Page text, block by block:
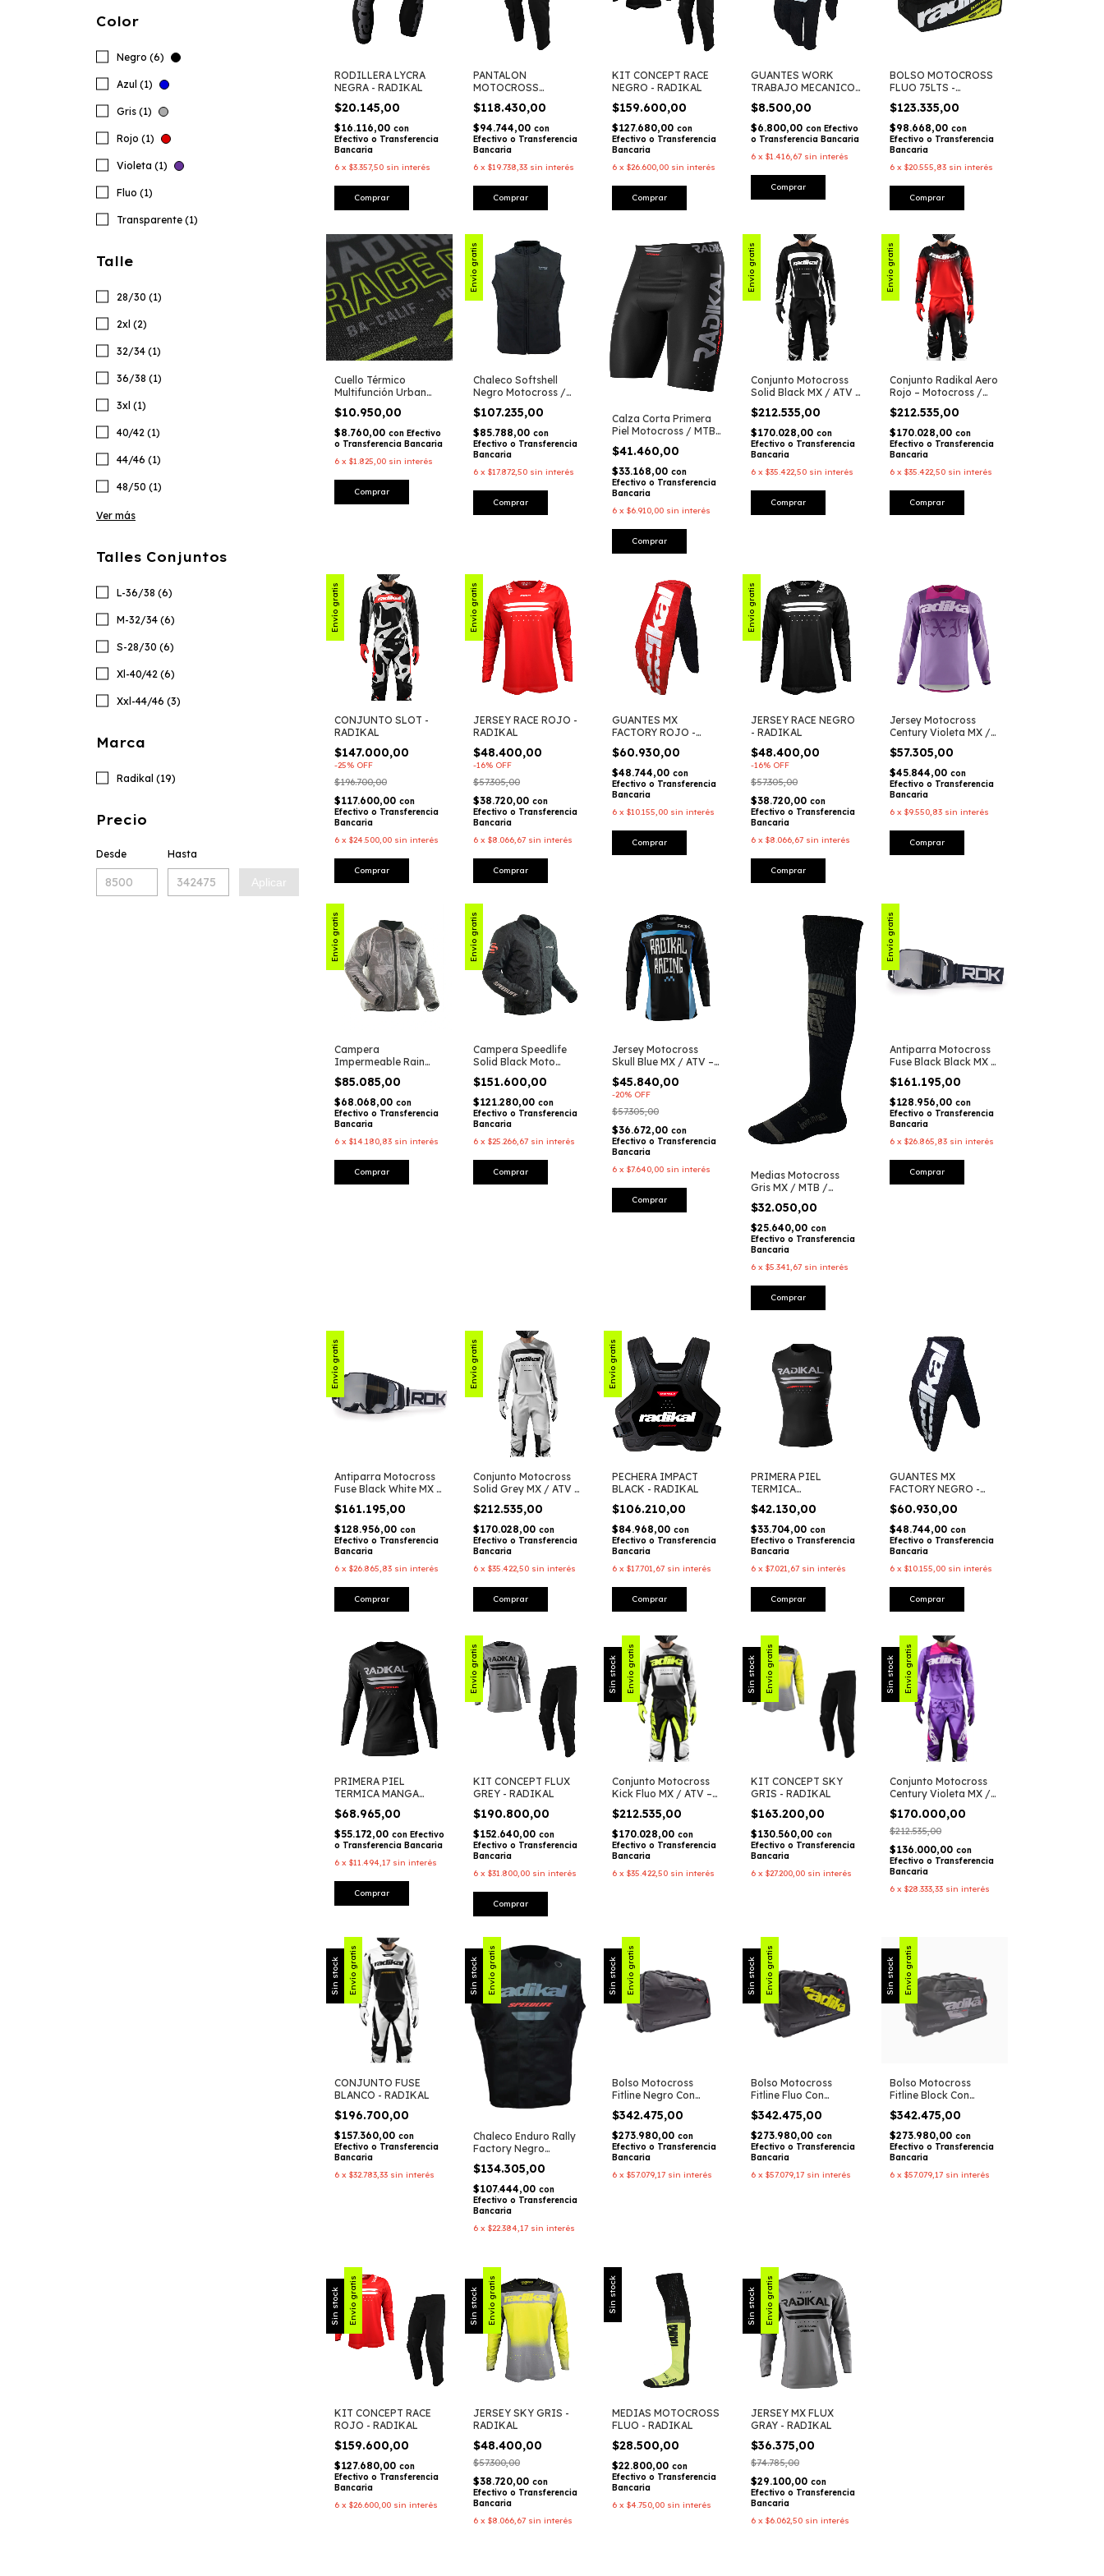
Color
Negro (6)
Azul (1)
Gris (1)
Rojo (1)
Violeta (1)
Fluo (1)
Transparente (1)
Talle
28/30 (1)
2xl (2)
32/34 (1)
36/38 (1)
3xl (1)
40/42 (1)
44/46 (1)
48/50 (1)
Ver más
Talles Conjuntos
L-36/38 (6)
M-32/34 (6)
S-28/30 (6)
Xl-40/42 (6)
Xxl-44/46 (3)
Marca
Radikal (19)
Precio
Desde Hasta
Aplicar
RODILLERA LYCRA
NEGRA - RADIKAL
$20.145,00
$16.116,00 con
Efectivo o Transferencia
Bancaria
6 x $3.357,50 sin interés
PANTALON
MOTOCROSS
CONCEPT - RADIKAL
$118.430,00
$94.744,00 con
Efectivo o Transferencia
Bancaria
6 x $19.738,33 sin interés
Comprar
KIT CONCEPT RACE
NEGRO - RADIKAL
$159.600,00
$127.680,00 con
Efectivo o Transferencia
Bancaria
6 x $26.600,00 sin interés
Comprar
GUANTES WORK
TRABAJO MECANICO
TEAM - RADIKAL
$8.500,00
$6.800,00 con Efectivo
o Transferencia Bancaria
6 x $1.416,67 sin interés
BOLSO MOTOCROSS
FLUO 75LTS -
RADIKAL
$123.335,00
$98.668,00 con
Efectivo o Transferencia
Bancaria
6 x $20.555,83 sin interés
Cuello Térmico
Multifunción Urban
Race Moto / MX /
Enduro – Radikal
Racing
$10.950,00
$8.760,00 con Efectivo
o Transferencia Bancaria
6 x $1.825,00 sin interés
Envío gratis
Chaleco Softshell
Negro Motocross /
Enduro / Outdoor –
Radikal Racing
$107.235,00
$85.788,00 con
Efectivo o Transferencia
Bancaria
6 x $17.872,50 sin interés
Comprar
Calza Corta Primera
Piel Motocross / MTB
Racing
$41.460,00
$33.168,00 con
Efectivo o Transferencia
Bancaria
6 x $6.910,00 sin interés
Comprar
Envío gratis
Conjunto Motocross
Solid Black MX / ATV –
Radikal Racing
$212.535,00
$170.028,00 con
Efectivo o Transferencia
Bancaria
6 x $35.422,50 sin interés
Comprar
Envío gratis
Conjunto Radikal Aero
Rojo – Motocross /
Atv / Mx
$212.535,00
$170.028,00 con
Efectivo o Transferencia
Bancaria
6 x $35.422,50 sin interés
Comprar
Envío gratis
CONJUNTO SLOT -
RADIKAL
$147.000,00
-25% OFF
$196.700,00
$117.600,00 con
Efectivo o Transferencia
Bancaria
6 x $24.500,00 sin interés
Comprar
Envío gratis
JERSEY RACE ROJO -
RADIKAL
$48.400,00
-16% OFF
$57.305,00
$38.720,00 con
Efectivo o Transferencia
Bancaria
6 x $8.066,67 sin interés
Comprar
GUANTES MX
FACTORY ROJO -
$60.930,00
$48.744,00 con
Efectivo o Transferencia
Bancaria
6 x $10.155,00 sin interés
Comprar
Envío gratis
JERSEY RACE NEGRO
- RADIKAL
$48.400,00
-16% OFF
$57.305,00
$38.720,00 con
Efectivo o Transferencia
Bancaria
6 x $8.066,67 sin interés
Comprar
Jersey Motocross
Century Violeta MX /
Racing
$57.305,00
$45.844,00 con
Efectivo o Transferencia
Bancaria
6 x $9.550,83 sin interés
Comprar
Envío gratis
Campera
Impermeable Rain
Touring – Radikal
Racing
$85.085,00
$68.068,00 con
Efectivo o Transferencia
Bancaria
6 x $14.180,83 sin interés
Comprar
Envío gratis
Campera Speedlife
Solid Black Moto
Radikal Racing
$151.600,00
$121.280,00 con
Efectivo o Transferencia
Bancaria
6 x $25.266,67 sin interés
Comprar
Jersey Motocross
Skull Blue MX / ATV –
$45.840,00
-20% OFF
$57.305,00
$36.672,00 con
Efectivo o Transferencia
Bancaria
6 x $7.640,00 sin interés
Comprar
Medias Motocross
Gris MX / MTB /
Enduro – Radikal
Racing
$32.050,00
$25.640,00 con
Efectivo o Transferencia
Bancaria
6 x $5.341,67 sin interés
Comprar
Envío gratis
Antiparra Motocross
Fuse Black Black MX /
Radikal Racing
$161.195,00
$128.956,00 con
Efectivo o Transferencia
Bancaria
6 x $26.865,83 sin interés
Envío gratis
Antiparra Motocross
Fuse Black White MX /
Enduro / MTB –
Radikal Racing
$161.195,00
$128.956,00 con
Efectivo o Transferencia
Bancaria
6 x $26.865,83 sin interés
Envío gratis
Conjunto Motocross
Solid Grey MX / ATV –
Radikal Racing
$212.535,00
$170.028,00 con
Efectivo o Transferencia
Bancaria
6 x $35.422,50 sin interés
Comprar
Envío gratis
PECHERA IMPACT
BLACK - RADIKAL
$106.210,00
$84.968,00 con
Efectivo o Transferencia
Bancaria
6 x $17.701,67 sin interés
PRIMERA PIEL
TERMICA
MUSCULOSA -
RADIKAL
$42.130,00
$33.704,00 con
Efectivo o Transferencia
Bancaria
6 x $7.021,67 sin interés
Comprar
GUANTES MX
FACTORY NEGRO -
RADIKAL
$60.930,00
$48.744,00 con
Efectivo o Transferencia
Bancaria
6 x $10.155,00 sin interés
Comprar
PRIMERA PIEL
TERMICA MANGA
LARGA - RADIKAL
$68.965,00
$55.172,00 con Efectivo
o Transferencia Bancaria
6 x $11.494,17 sin interés
Comprar
Envío gratis
KIT CONCEPT FLUX
GREY - RADIKAL
$190.800,00
$152.640,00 con
Efectivo o Transferencia
Bancaria
6 x $31.800,00 sin interés
Comprar
Sin stock Envío gratis
Conjunto Motocross
Kick Fluo MX / ATV –
Radikal Racing
$212.535,00
$170.028,00 con
Efectivo o Transferencia
Bancaria
6 x $35.422,50 sin interés
Sin stock Envío gratis
KIT CONCEPT SKY
GRIS - RADIKAL
$163.200,00
$130.560,00 con
Efectivo o Transferencia
Bancaria
6 x $27.200,00 sin interés
Sin stock Envío gratis
Conjunto Motocross
Century Violeta MX /
ATV – Radikal Racing
$170.000,00
$212.535,00
$136.000,00 con
Efectivo o Transferencia
Bancaria
6 x $28.333,33 sin interés
Sin stock Envío gratis
CONJUNTO FUSE
BLANCO - RADIKAL
$196.700,00
$157.360,00 con
Efectivo o Transferencia
Bancaria
6 x $32.783,33 sin interés
Sin stock Envío gratis
Chaleco Enduro Rally
Factory Negro
Radikal Racing
$134.305,00
$107.444,00 con
Efectivo o Transferencia
Bancaria
6 x $22.384,17 sin interés
Sin stock Envío gratis
Bolso Motocross
Fitline Negro Con
Bolso Equipamiento
MX / Enduro – Radikal
Racing
$342.475,00
$273.980,00 con
Efectivo o Transferencia
Bancaria
6 x $57.079,17 sin interés
Sin stock Envío gratis
Bolso Motocross
Fitline Fluo Con
Ruedas Equipamiento
MX / Enduro – Radikal
Racing
$342.475,00
$273.980,00 con
Efectivo o Transferencia
Bancaria
6 x $57.079,17 sin interés
Sin stock Envío gratis
Bolso Motocross
Fitline Block Con
Ruedas Equipamiento
MX / Enduro – Radikal
Racing
$342.475,00
$273.980,00 con
Efectivo o Transferencia
Bancaria
6 x $57.079,17 sin interés
Sin stock Envío gratis
KIT CONCEPT RACE
ROJO - RADIKAL
$159.600,00
$127.680,00 con
Efectivo o Transferencia
Bancaria
6 x $26.600,00 sin interés
Sin stock Envío gratis
JERSEY SKY GRIS -
RADIKAL
$48.400,00
$57.300,00
$38.720,00 con
Efectivo o Transferencia
Bancaria
6 x $8.066,67 sin interés
Sin stock
MEDIAS MOTOCROSS
FLUO - RADIKAL
$28.500,00
$22.800,00 con
Efectivo o Transferencia
Bancaria
6 x $4.750,00 sin interés
Sin stock Envío gratis
JERSEY MX FLUX
GRAY - RADIKAL
$36.375,00
$74.785,00
$29.100,00 con
Efectivo o Transferencia
Bancaria
6 x $6.062,50 sin interés